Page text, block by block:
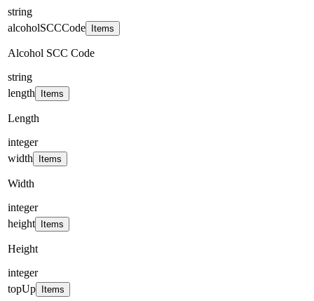
string
alcoholSCCCode
Items
Alcohol SCC Code
string
length
Items
Length
integer
width
Items
Width
integer
height
Items
Height
integer
topUp
Items